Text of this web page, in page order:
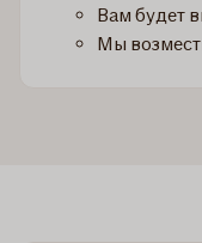
Вам будет
Мы